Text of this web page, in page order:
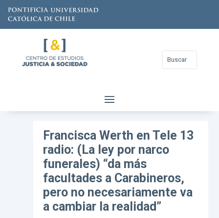
Francisca Werth en Tele 13
radio: (La ley por narco
funerales) “da más
facultades a Carabineros,
pero no necesariamente va
a cambiar la realidad”